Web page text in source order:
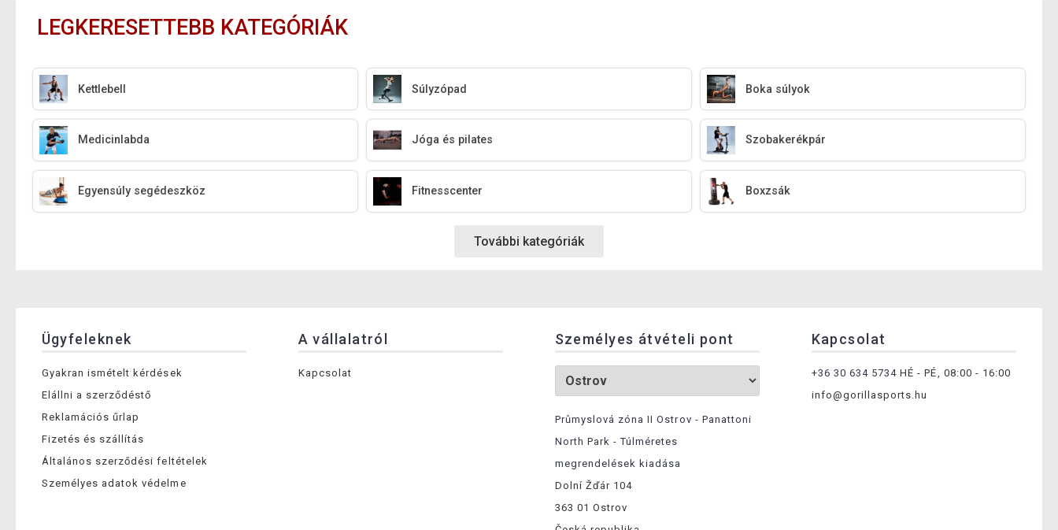
LEGKERESETTEBB KATEGÓRIÁK
Kettlebell Súlyzópad Boka súlyok
Medicinlabda Jóga és pilates Szobakerékpár
Egyensúly segédeszköz Fitnesscenter Boxzsák
További kategóriák
Ügyfeleknek
Gyakran ismételt kérdések
Elállni a szerződéstő
Reklamációs űrlap
Fizetés és szállítás
Általános szerződési feltételek
Személyes adatok védelme
A vállalatról
Kapcsolat
Személyes átvételi pont
Průmyslová zóna II Ostrov - Panattoni
North Park - Túlméretes
megrendelések kiadása
Dolní Žďár 104
363 01 Ostrov
Kapcsolat
+36 30 634 5734 HÉ - PÉ, 08:00 - 16:00
info@gorillasports.hu